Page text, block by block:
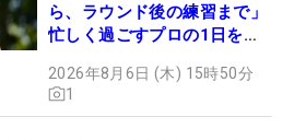
ら、ラウンド後の練習まで」
忙しく過ごすプロの1日を公
2026年8月6日 (木) 15時50分
1